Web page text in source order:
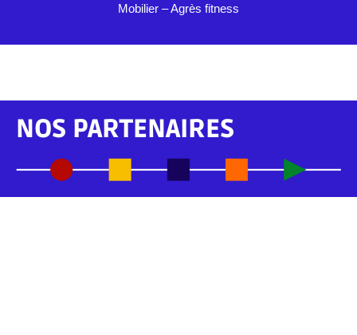
Mobilier – Agrès fitness
NOS PARTENAIRES